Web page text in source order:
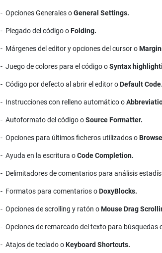
- Opciones Generales oGeneral Settings.
- Plegado del código oFolding.
- Márgenes del editor y opciones del cursor o
- Juego de colores para el código oSyntax
- Código por defecto al abrir el editor oDefault Code.
- Instrucciones con relleno automático o
- Autoformato del código oSource Formatter.
- Opciones para últimos ficheros utilizados o
- Ayuda en la escritura oCode Completion.
- Delimitadores de comentarios para análisis
- Formatos para comentarios oDoxyBlocks.
- Opciones de scrolling y ratón oMouse Drag
- Opciones de remarcado del texto para búsquedas
- Atajos de teclado oKeyboard Shortcuts.